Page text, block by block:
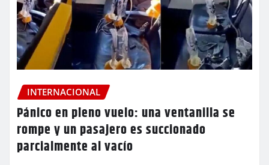
INTERNACIONAL
Pánico en pleno vuelo: una ventanilla se
rompe y un pasajero es succionado
parcialmente al vacío